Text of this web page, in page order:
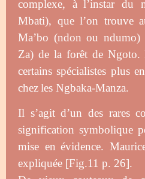
complexe, à l’instar du
Mbati), que l’on trouve
Ma’bo (ndon ou
Za) de la forêt de Ngoto.
certains spécialistes plus
chezles Ngbaka-Manza.
Il s’agit d’un des rares
signification symbolique
mise en évidence.
expliquée [Fig.11 p. 26].